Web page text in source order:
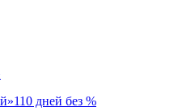
110 дней без %